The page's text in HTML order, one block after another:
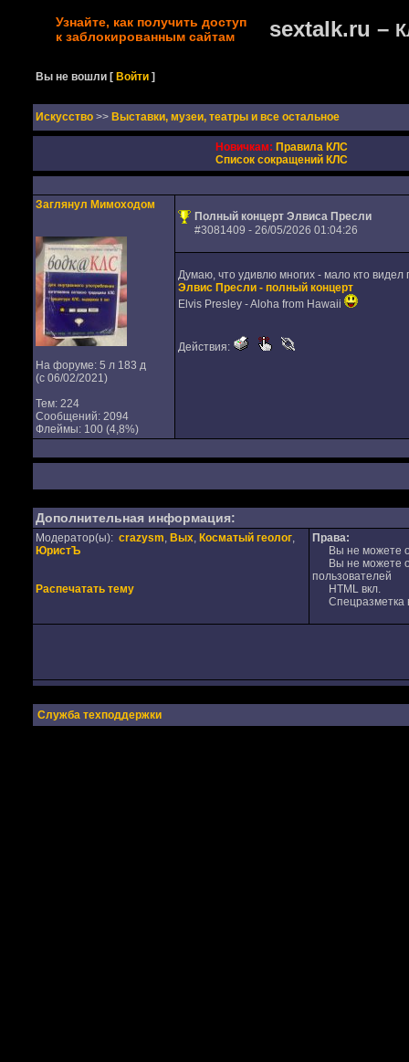
Узнайте, как получить доступ
к заблокированным сайтам
sextalk.ru –
Вы не вошли [Войти ]
Искусство >> Выставки, музеи, театры и все остальное
Новичкам: Правила КЛС
Список сокращений КЛС
Заглянул Мимоходом
На форуме: 5 л 183 д
(с 06/02/2021)
Тем: 224
Сообщений: 2094
Флеймы: 100 (4,8%)
Полный концерт Элвиса Пресли
#3081409 - 26/05/2026 01:04:26
Думаю, что удивлю многих - мало кто
Элвис Пресли - полный концерт
Elvis Presley - Aloha from Hawaii
Действия:
Дополнительная информация:
Модератор(ы): crazysm, Вых, Косматый геолог,
ЮристЪ
Распечатать тему
Права:
Вы не можете
Вы не можете
пользователей
HTML вкл.
Спецразметка
Служба техподдержки